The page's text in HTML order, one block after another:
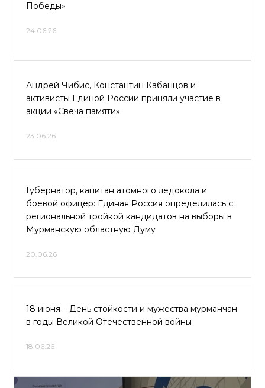
Победы»
24.06.26
Андрей Чибис, Константин Кабанцов и
активисты Единой России приняли участие в
акции «Свеча памяти»
23.06.26
Губернатор, капитан атомного ледокола и
боевой офицер: Единая Россия определилась с
региональной тройкой кандидатов на выборы в
Мурманскую областную Думу
20.06.26
18 июня – День стойкости и мужества мурманчан
в годы Великой Отечественной войны
18.06.26